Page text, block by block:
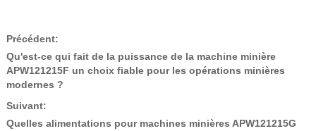
Précédent:
Qu'est-ce qui fait de la puissance de la machine minière
APW121215F un choix fiable pour les opérations minières
modernes ?
Suivant:
Quelles alimentations pour machines minières APW121215G